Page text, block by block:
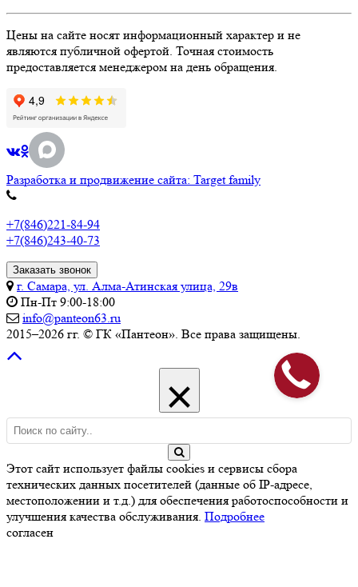
Цены на сайте носят информационный характер и не
являются публичной офертой. Точная стоимость
предоставляется менеджером на день обращения.
Разработка и продвижение сайта: Target family
+7(846)221-84-94
+7(846)243-40-73
Заказать звонок
г. Самара, ул. Алма-Атинская улица, 29в
Пн-Пт 9:00-18:00
info@panteon63.ru
2015–2026 гг. © ГК «Пантеон». Все права защищены.
×
Этот сайт использует файлы cookies и сервисы сбора
технических данных посетителей (данные об IP-адресе,
местоположении и т.д.) для обеспечения работоспособности и
улучшения качества обслуживания. Подробнее
согласен